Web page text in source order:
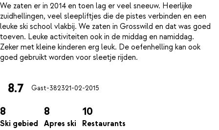
We zaten er in 2014 en toen lag er veel sneeuw. Heerlijke
zuidhellingen, veel sleepliftjes die de pistes verbinden en een
leuke ski school vlakbij. We zaten in Grosswild en dat was goed
toeven. Leuke activiteiten ook in de middag en namiddag.
Zeker met kleine kinderen erg leuk. De oefenhelling kan ook
8.7 Gast-382321-02-2015
8
Ski gebied
8
Apres ski
10
Restaurants